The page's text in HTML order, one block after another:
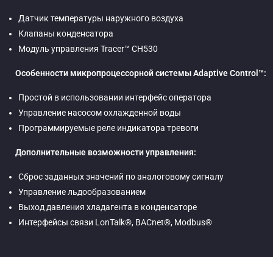
Датчик температуры наружного воздуха
Клапаны конденсатора
Модуль управления Tracer™ CH530
Особенности микропроцессорной системы Adaptive Control™:
Простой в использовании интерфейс оператора
Управление насосом охлажденной воды
Программируемые реле индикатора тревоги
Дополнительные возможности управления:
Сброс заданных значений по аналоговому сигналу
Управление льдообразованием
Выход давления хладагента в конденсаторе
Интерфейсы связи LonTalk®, BACnet®, Modbus®